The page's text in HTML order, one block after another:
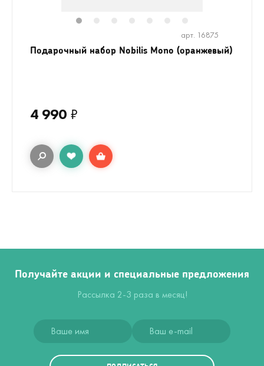
арт. 16875
Подарочный набор Nobilis Mono (оранжевый)
4 990 ₽
Получайте акции и специальные предложения
Рассылка 2-3 раза в месяц!